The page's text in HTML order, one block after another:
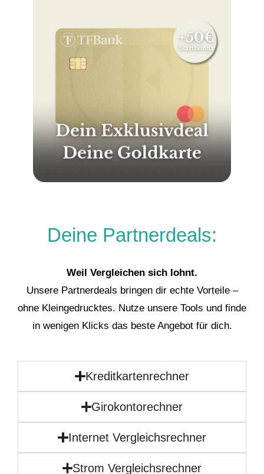
Deine Partnerdeals:
Weil Vergleichen sich lohnt.
Unsere Partnerdeals bringen dir echte Vorteile –
ohne Kleingedrucktes. Nutze unsere Tools und finde
in wenigen Klicks das beste Angebot für dich.
Kreditkartenrechner
Girokontorechner
Internet Vergleichsrechner
Strom Vergleichsrechner